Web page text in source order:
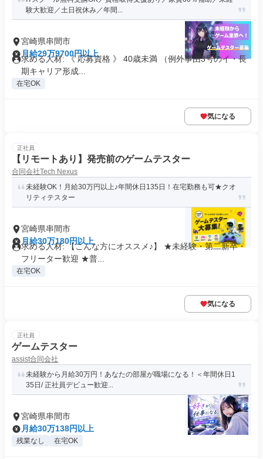
験大歓迎／土日祝休み／年間...
宮崎県串間市
月給29万9700円以上
求める人材: 《 応募資格 》 40歳未満 （例外事由3号のイ・長
期キャリア形成...
在宅OK
気になる
正社員
【リモートあり】発売前のゲームテスター
合同会社Tech Nexus
未経験OK！月給30万円以上♪年間休日135日！在宅勤務も可★クオ
リティテスター
宮崎県串間市
月給30万180円以上
求める人材: 【こんな方にオススメ♪】 ★未経験・第二新卒・
フリーター歓迎 ★普...
在宅OK
気になる
正社員
ゲームテスター
assist合同会社
未経験から月給30万円！あなたの部屋が職場になる！＜年間休日1
35日/ 正社員デビュー歓迎...
宮崎県串間市
月給30万138円以上
残業なし 在宅OK